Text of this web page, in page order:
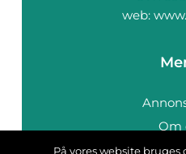
web:
Om
På vores website